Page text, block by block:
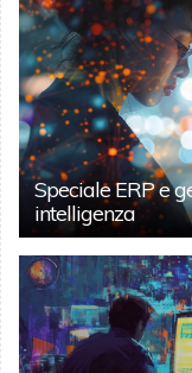
Speciale ERP e
intelligenza